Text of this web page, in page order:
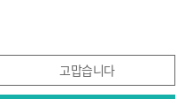
고맙습니다